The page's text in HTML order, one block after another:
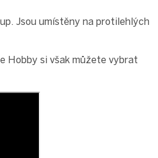
Jsou umístěny na protilehlých
Hobby si však můžete vybrat